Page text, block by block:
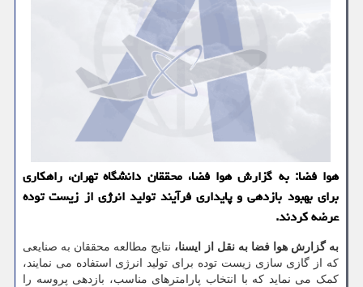
هوا فضا: به گزارش هوا فضا، محققان دانشگاه تهران، راهکاری
برای بهبود بازدهی و پایداری فرآیند تولید انرژی از زیست توده
عرضه کردند.
به گزارش هوا فضا به نقل از ایسنا، نتایج مطالعه محققان به صنایعی
که از گازی سازی زیست توده برای تولید انرژی استفاده می نمایند،
کمک می نماید که با انتخاب پارامترهای مناسب، بازدهی پروسه را